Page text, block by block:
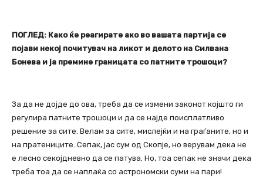
ПОГЛЕД: Како ќе реагирате ако во вашата партија се
појави некој почитувач на ликот и делото на Силвана
Бонева и ја премине границата со патните трошоци?
За да не дојде до ова, треба да се измени законот којшто ги
регулира патните трошоци и да се најде поисплатливо
решение за сите. Велам за сите, мислејќи и на граѓаните, но и
на пратениците. Сепак, јас сум од Скопје, но верувам дека не
е лесно секојдневно да се патува. Но, тоа сепак не значи дека
треба тоа да се наплаќа со астрономски суми на пари!